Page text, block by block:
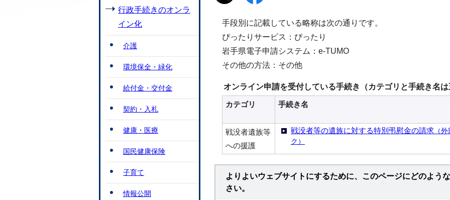
手段別に記載している略称は次の通りです。
ぴったりサービス：ぴったり
岩手県電子申請システム：e-TUMO
その他の方法：その他
オンライン申請を受付している手続き（カテゴリと手続き名は
カテゴリ 手続き名
戦没者遺族等
への援護
戦没者等の遺族に対する特別弔慰金の請求 （
ク）
よりよいウェブサイトにするために、このページにどのよう
さい。
行政手続きのオンラ
イン化
介護
環境保全・緑化
給付金・交付金
契約・入札
健康・医療
国民健康保険
子育て
情報公開